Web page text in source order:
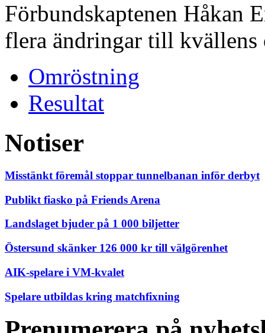
Förbundskaptenen Håkan
flera ändringar till kvällens
Omröstning
Resultat
Notiser
Misstänkt föremål stoppar tunnelbanan inför derbyt
Publikt fiasko på Friends Arena
Landslaget bjuder på 1 000 biljetter
Östersund skänker 126 000 kr till välgörenhet
AIK-spelare i VM-kvalet
Spelare utbildas kring matchfixning